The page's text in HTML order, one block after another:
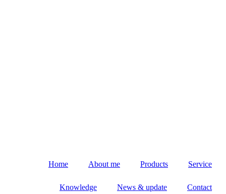
Home About me Products Service
Knowledge News & update Contact